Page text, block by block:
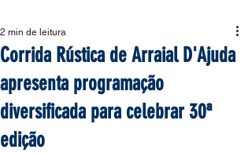
Corrida Rústica de Arraial D'Ajuda
apresenta programação
diversificada para celebrar 30ª
edição
2 min de leitura